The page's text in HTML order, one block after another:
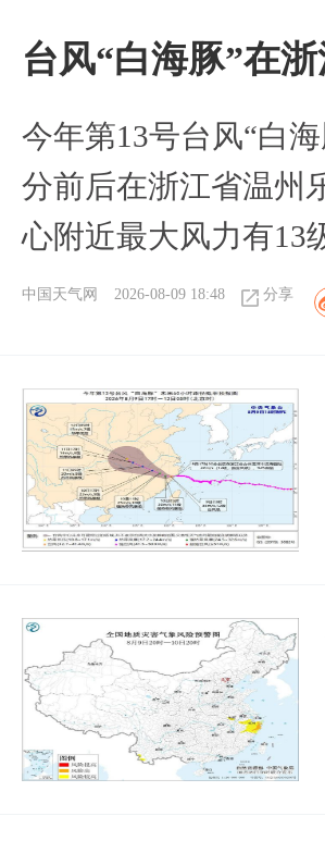
台风“白海豚”在
今年第13号台风“白
分前后在浙江省温州
心附近最大风力有13
中国天气网 2026-08-09 18:48 分享